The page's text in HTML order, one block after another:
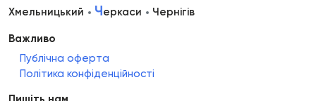
Хмельницький
Черкаси Чернігів
Важливо
Публічна оферта
Політика конфіденційності